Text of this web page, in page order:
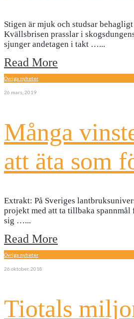
Stigen är mjuk och studsar
Kvällsbrisen prasslar i
sjunger andetagen i takt …...
Read More
Övriga nyheter
26 mars, 2019
Många
att äta som
Extrakt: På Sveriges
projekt med att ta tillbaka
sig …...
Read More
Övriga nyheter
26 oktober, 2018
Tiotals